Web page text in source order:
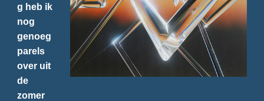
g heb ik
nog
genoeg
parels
over uit
de
zomer